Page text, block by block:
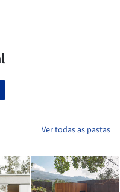
Ver todas as pastas